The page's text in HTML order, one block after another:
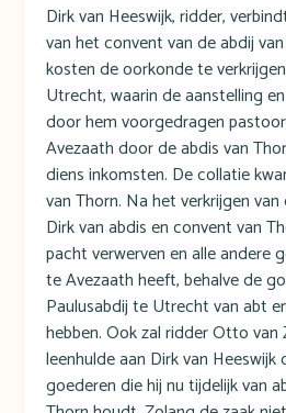
Dirk van Heeswijk, ridder,
van het convent van de abdij
kosten de oorkonde te
Utrecht, waarin de aanstelling
door hem voorgedragen
Avezaath door de abdis van
diens inkomsten. De collatie
van Thorn. Na het verkrijgen
Dirk van abdis en convent van
pacht verwerven en alle andere
te Avezaath heeft, behalve de
Paulusabdij te Utrecht van abt
hebben. Ook zal ridder Otto van
leenhulde aan Dirk van
goederen die hij nu tijdelijk van